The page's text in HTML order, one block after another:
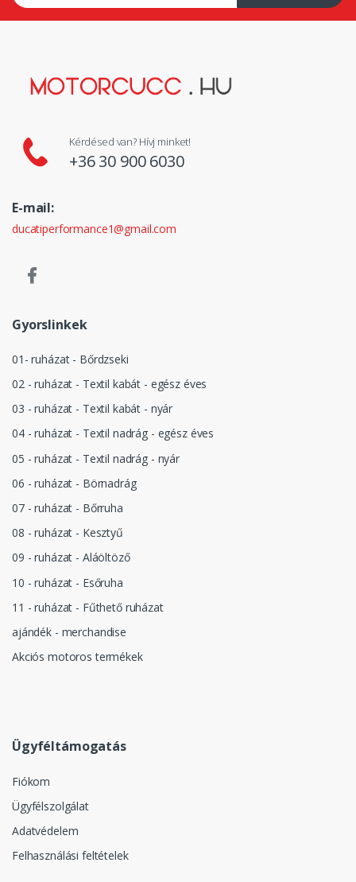
Kérdésed van? Hívj minket!
+36 30 900 6030
E-mail:
ducatiperformance1@gmail.com
Gyorslinkek
01- ruházat - Bőrdzseki
02 - ruházat - Textil kabát - egész éves
03 - ruházat - Textil kabát - nyár
04 - ruházat - Textil nadrág - egész éves
05 - ruházat - Textil nadrág - nyár
06 - ruházat - Börnadrág
07 - ruházat - Bőrruha
08 - ruházat - Kesztyű
09 - ruházat - Aláöltöző
10 - ruházat - Esőruha
11 - ruházat - Fűthető ruházat
ajándék - merchandise
Akciós motoros termékek
Ügyféltámogatás
Fiókom
Ügyfélszolgálat
Adatvédelem
Felhasználási feltételek